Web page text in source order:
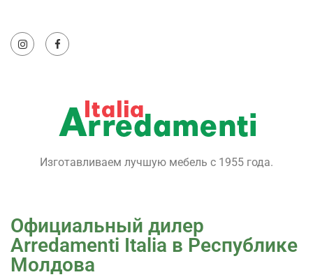
Изготавливаем лучшую мебель с 1955 года.
Официальный дилер
Arredamenti Italia в Республике
Молдова